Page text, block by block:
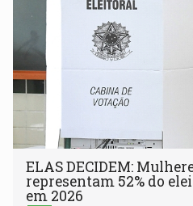
ELAS DECIDEM:
representam 52% do
em 2026